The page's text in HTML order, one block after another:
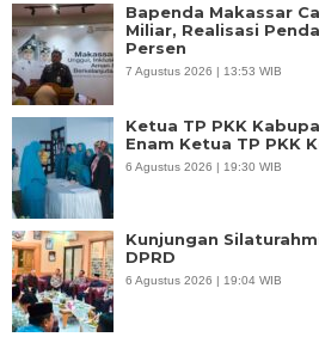
Bapenda Makassar
Miliar, Realisasi
Persen
7 Agustus 2026 | 13:53 WIB
Ketua TP PKK
Enam Ketua TP PKK
6 Agustus 2026 | 19:30 WIB
Kunjungan
DPRD
6 Agustus 2026 | 19:04 WIB